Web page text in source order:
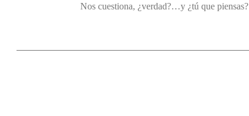
Nos cuestiona, ¿verdad?…y ¿tú que piensas?